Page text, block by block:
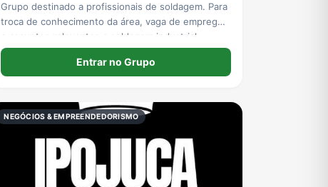
Grupo destinado a profissionais de soldagem. Para
troca de conhecimento da área, vaga de emprego
e assuntos relevantes a soldagem industrial.
Respeite o outro. Ajude os que estão começando
na profissão. Se não ajudar, não fale. Guarde o
Entrar no Grupo
NEGÓCIOS & EMPREENDEDORISMO